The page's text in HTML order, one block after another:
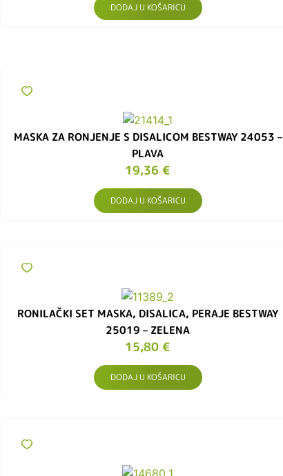
DODAJ U KOŠARICU
MASKA ZA RONJENJE S DISALICOM BESTWAY 24053 –
PLAVA
19,36 €
DODAJ U KOŠARICU
RONILAČKI SET MASKA, DISALICA, PERAJE BESTWAY
25019 – ZELENA
15,80 €
DODAJ U KOŠARICU